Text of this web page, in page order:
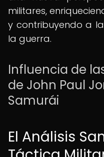
militares,
y contribuyendo a
la guerra.
Influencia de
de John Paul
Samurái
El Análisis